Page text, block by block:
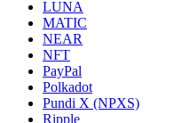
LUNA
MATIC
NEAR
NFT
PayPal
Polkadot
Pundi X (NPXS)
Ripple